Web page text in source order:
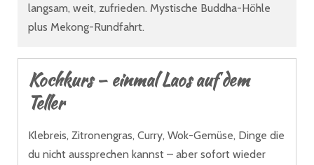
langsam, weit, zufrieden. Mystische Buddha-Höhle
plus Mekong-Rundfahrt.
Kochkurs – einmal Laos auf dem
Teller
Klebreis, Zitronengras, Curry, Wok-Gemüse, Dinge die
du nicht aussprechen kannst – aber sofort wieder